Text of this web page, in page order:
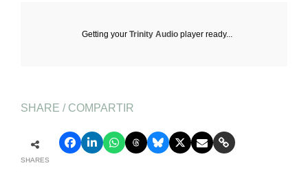
Getting yourTrinity Audio player ready...
SHARE / COMPARTIR
SHARES